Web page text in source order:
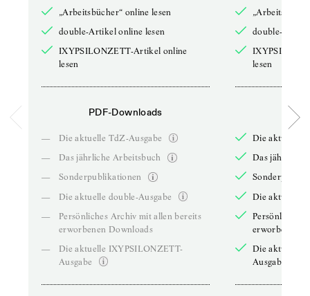
„Arbeitsbücher“ online lesen
double-Artikel online lesen
IXYPSILONZETT-Artikel online
lesen
PDF-Downloads
—
Die aktuelle TdZ-Ausgabe
—
Das jährliche Arbeitsbuch
—
Sonderpublikationen
—
Die aktuelle double-Ausgabe
—
Persönliches Archiv mit allen bereits
erworbenen Downloads
—
Die aktuelle IXYPSILONZETT-
Ausgabe
double-
lesen
Die aktuelle
Das jährliche
Die aktuelle
Persönliches
erworbenen
Die aktuelle
Ausgabe